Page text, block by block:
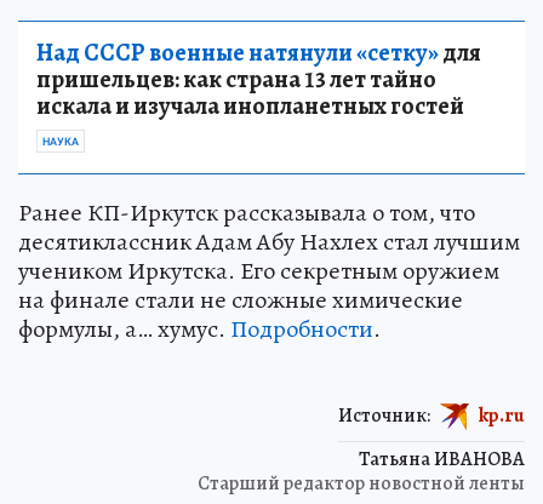
Над СССР военные натянули «сетку»для
пришельцев: как страна 13 лет тайно
искала и изучала инопланетных гостей
НАУКА
Ранее КП-Иркутск рассказывала о том, что
десятиклассник Адам Абу Нахлех стал лучшим
учеником Иркутска. Его секретным оружием
на финале стали не сложные химические
формулы, а… хумус. Подробности.
Татьяна ИВАНОВА
Старший редактор новостной ленты
Источник: kp.ru